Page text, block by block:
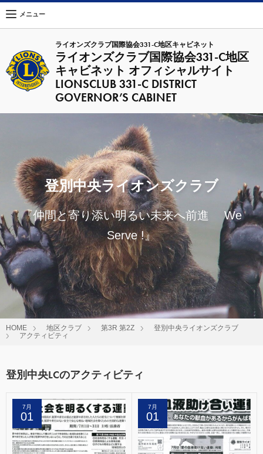
ライオンズクラブ国際協会331-C地区キャビネット
ライオンズクラブ国際協会331-C地区
キャビネット オフィシャルサイト
LIONSCLUB 331-C DISTRICT
GOVERNOR’S CABINET
メニュー
登別中央ライオンズクラブ
『仲間と寄り添い明るい未来へ前進 We
Serve !』
HOME 地区クラブ 第3R 第2Z
登別中央ライオンズクラブ
アクティビティ
登別中央LCのアクティビティ
7月
01
7月
01